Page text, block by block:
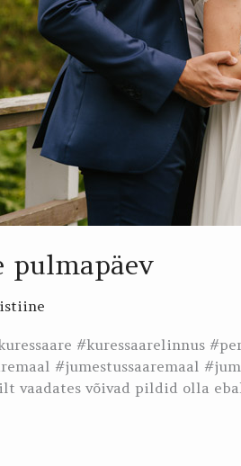
pulmapäev
#kuressaarelinnus
#jumestussaaremaal
vaadates võivad pildid olla